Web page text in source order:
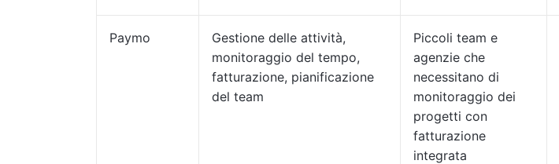
Paymo
Gestione delle attività,
monitoraggio del tempo,
fatturazione, pianificazione
del team
Piccoli team e
agenzie che
necessitano di
monitoraggio dei
progetti con
fatturazione
integrata